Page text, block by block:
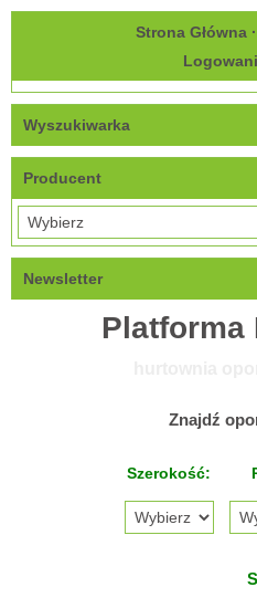
Strona Główna·
Wyszukiwarka
Producent
Newsletter
Platforma
Znajdź
Szerokość: